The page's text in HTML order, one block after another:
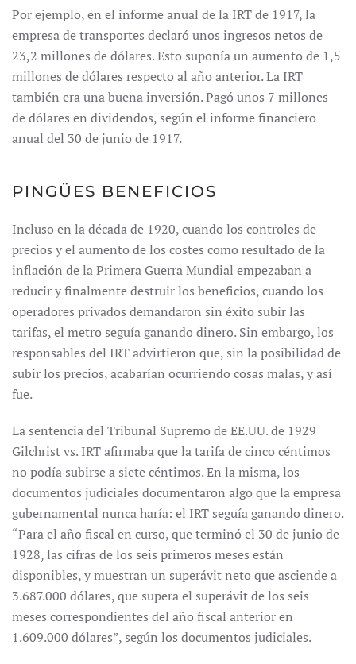
Por ejemplo, en el informe anual de la IRT de 1917, la
empresa de transportes declaró unos ingresos netos de
23,2 millones de dólares. Esto suponía un aumento de 1,5
millones de dólares respecto al año anterior. La IRT
también era una buena inversión. Pagó unos 7 millones
de dólares en dividendos, según el informe financiero
anual del 30 de junio de 1917.
PINGÜES BENEFICIOS
Incluso en la década de 1920, cuando los controles de
precios y el aumento de los costes como resultado de la
inflación de la Primera Guerra Mundial empezaban a
reducir y finalmente destruir los beneficios, cuando los
operadores privados demandaron sin éxito subir las
tarifas, el metro seguía ganando dinero. Sin embargo, los
responsables del IRT advirtieron que, sin la posibilidad de
subir los precios, acabarían ocurriendo cosas malas, y así
fue.
La sentencia del Tribunal Supremo de EE.UU. de 1929
Gilchrist vs. IRT afirmaba que la tarifa de cinco céntimos
no podía subirse a siete céntimos. En la misma, los
documentos judiciales documentaron algo que la empresa
gubernamental nunca haría: el IRT seguía ganando dinero.
“Para el año fiscal en curso, que terminó el 30 de junio de
1928, las cifras de los seis primeros meses están
disponibles, y muestran un superávit neto que asciende a
3.687.000 dólares, que supera el superávit de los seis
meses correspondientes del año fiscal anterior en
1.609.000 dólares”, según los documentos judiciales.